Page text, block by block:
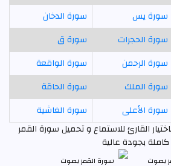
سورة يس
سورة الدخان
سورة الحجرات
سورة ق
سورة الرحمن
سورة الواقعة
سورة الملك
سورة الحاقة
سورة الأعلى
سورة الغاشية
القارئ للاستماع و تحميل سورة القمر
كاملة بجودة عالية